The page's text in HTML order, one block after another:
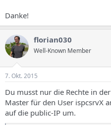
Danke!
florian030
Well-Known Member
7. Okt. 2015
Du musst nur die Rechte in
Master für den User ispcsrvX
auf die public-IP um.